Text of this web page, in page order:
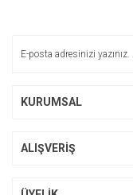
Ürün
KURUMSAL
ALIŞVERİŞ